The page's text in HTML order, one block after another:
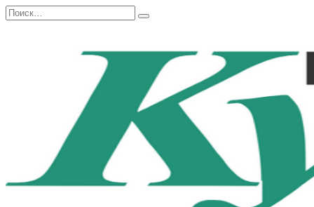
Перейти
к
Search
for: